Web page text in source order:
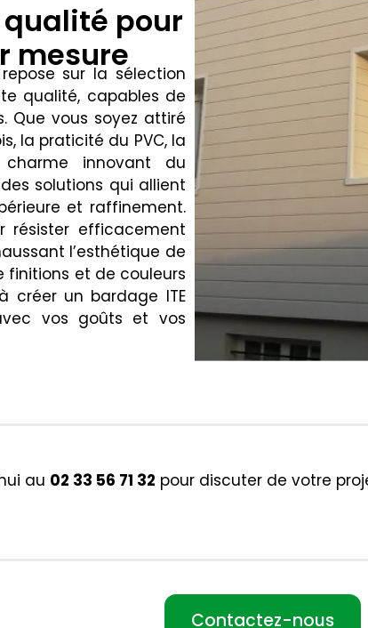
pour
mesure
sur la sélection
qualité, capables de
Que vous soyez attiré
la praticité du PVC, la
innovant du
solutions qui allient
et raffinement.
résister efficacement
l’esthétique de
finitions et de couleurs
créer un bardage ITE
vos goûts et vos
au 02 33 56 71 32 pour discuter de votre
Contactez-nous